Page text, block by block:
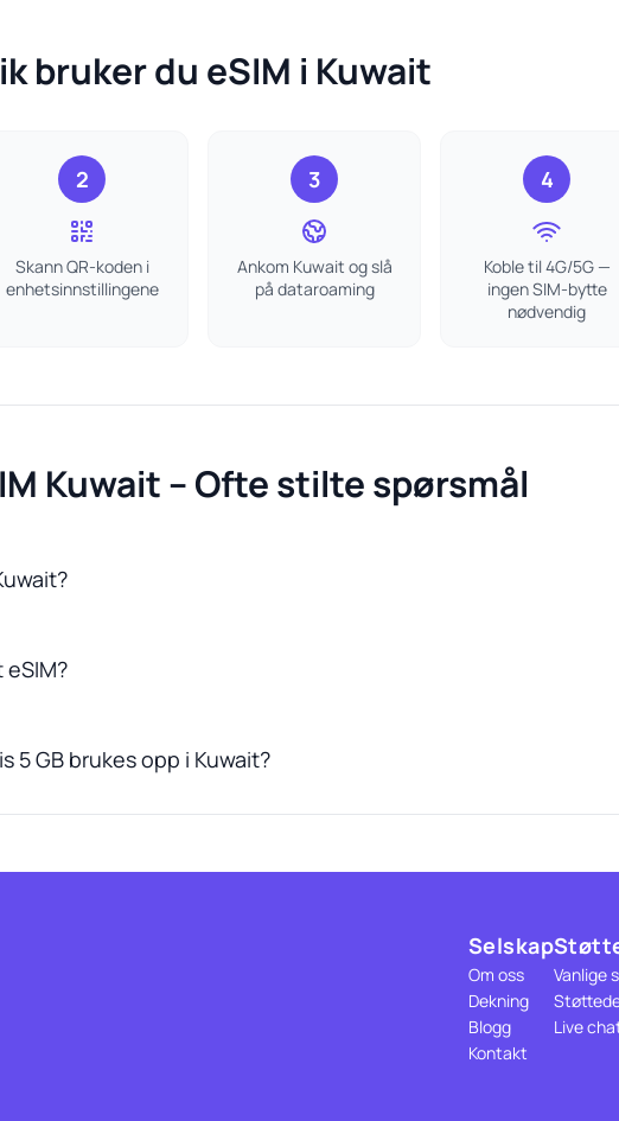
bruker du eSIM i Kuwait
2
Skann QR-koden i
enhetsinnstillingene
3
Ankom Kuwait og slå
på dataroaming
4
Koble til 4G/5G —
ingen SIM-bytte
nødvendig
Kuwait – Ofte stilte spørsmål
5 GB brukes opp i Kuwait?
Selskap
Om oss
Dekning
Blogg
Kontakt
Vanlige
Live